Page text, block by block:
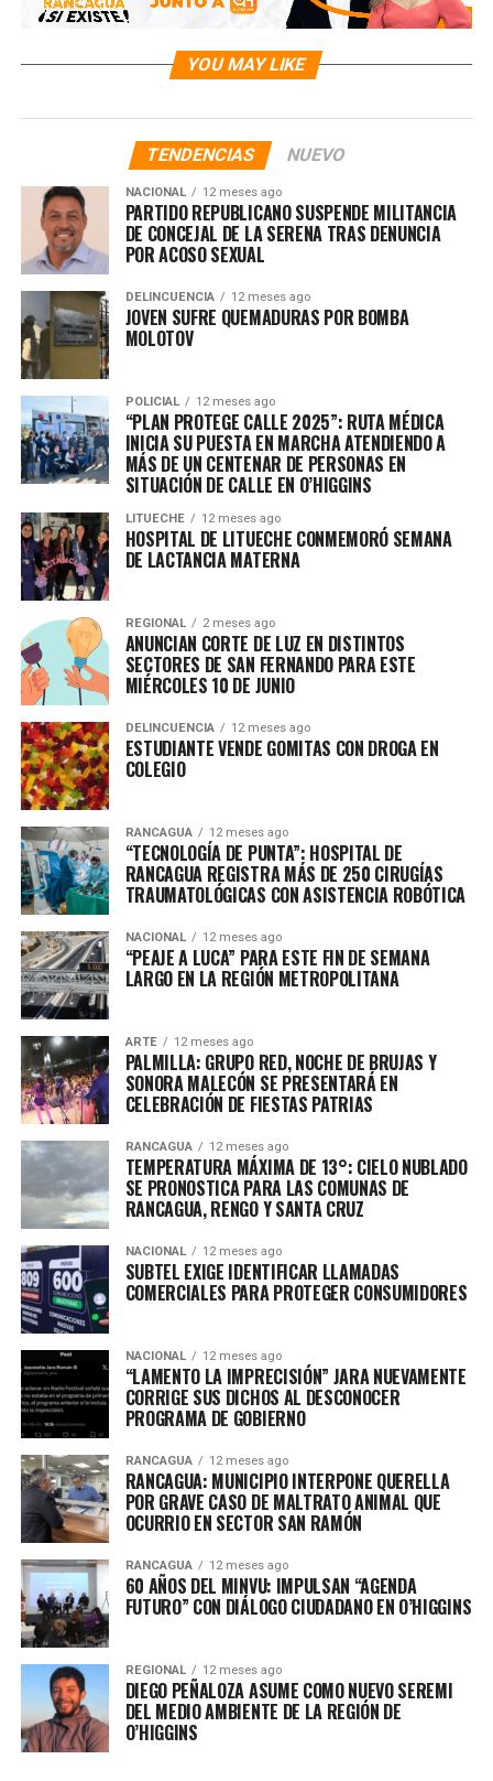
YOU MAY LIKE
TENDENCIAS NUEVO
NACIONAL 12 meses ago
PARTIDO REPUBLICANO SUSPENDE MILITANCIA
DE CONCEJAL DE LA SERENA TRAS DENUNCIA
POR ACOSO SEXUAL
DELINCUENCIA 12 meses ago
JOVEN SUFRE QUEMADURAS POR BOMBA
MOLOTOV
POLICIAL 12 meses ago
“PLAN PROTEGE CALLE 2025”: RUTA MÉDICA
INICIA SU PUESTA EN MARCHA ATENDIENDO A
MÁS DE UN CENTENAR DE PERSONAS EN
SITUACIÓN DE CALLE EN O’HIGGINS
LITUECHE 12 meses ago
HOSPITAL DE LITUECHE CONMEMORÓ SEMANA
DE LACTANCIA MATERNA
REGIONAL 2 meses ago
ANUNCIAN CORTE DE LUZ EN DISTINTOS
SECTORES DE SAN FERNANDO PARA ESTE
MIÉRCOLES 10 DE JUNIO
DELINCUENCIA 12 meses ago
ESTUDIANTE VENDE GOMITAS CON DROGA EN
COLEGIO
RANCAGUA 12 meses ago
“TECNOLOGÍA DE PUNTA”: HOSPITAL DE
RANCAGUA REGISTRA MÁS DE 250 CIRUGÍAS
TRAUMATOLÓGICAS CON ASISTENCIA ROBÓTICA
NACIONAL 12 meses ago
“PEAJE A LUCA” PARA ESTE FIN DE SEMANA
LARGO EN LA REGIÓN METROPOLITANA
ARTE 12 meses ago
PALMILLA: GRUPO RED, NOCHE DE BRUJAS Y
SONORA MALECÓN SE PRESENTARÁ EN
CELEBRACIÓN DE FIESTAS PATRIAS
RANCAGUA 12 meses ago
TEMPERATURA MÁXIMA DE 13°: CIELO NUBLADO
SE PRONOSTICA PARA LAS COMUNAS DE
RANCAGUA, RENGO Y SANTA CRUZ
NACIONAL 12 meses ago
SUBTEL EXIGE IDENTIFICAR LLAMADAS
COMERCIALES PARA PROTEGER CONSUMIDORES
NACIONAL 12 meses ago
“LAMENTO LA IMPRECISIÓN” JARA NUEVAMENTE
CORRIGE SUS DICHOS AL DESCONOCER
PROGRAMA DE GOBIERNO
RANCAGUA 12 meses ago
RANCAGUA: MUNICIPIO INTERPONE QUERELLA
POR GRAVE CASO DE MALTRATO ANIMAL QUE
OCURRIO EN SECTOR SAN RAMÓN
RANCAGUA 12 meses ago
60 AÑOS DEL MINVU: IMPULSAN “AGENDA
FUTURO” CON DIÁLOGO CIUDADANO EN O’HIGGINS
REGIONAL 12 meses ago
DIEGO PEÑALOZA ASUME COMO NUEVO SEREMI
DEL MEDIO AMBIENTE DE LA REGIÓN DE
O’HIGGINS